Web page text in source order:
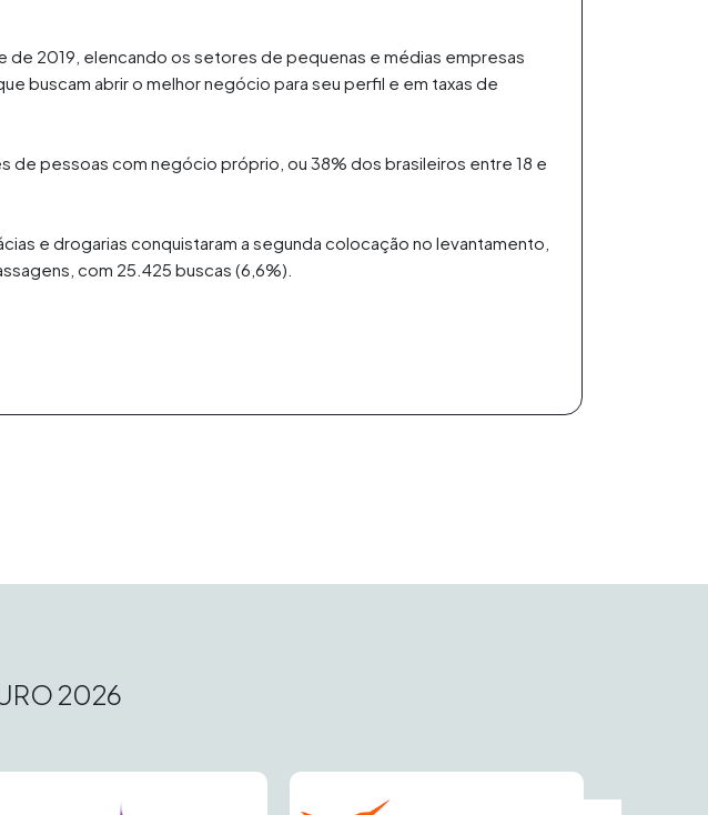
2019, elencando os setores de pequenas e médias empresas
buscam abrir o melhor negócio para seu perfil e em taxas de
de pessoas com negócio próprio, ou 38% dos brasileiros entre 18 e
e drogarias conquistaram a segunda colocação no levantamento,
com 25.425 buscas (6,6%).
2026